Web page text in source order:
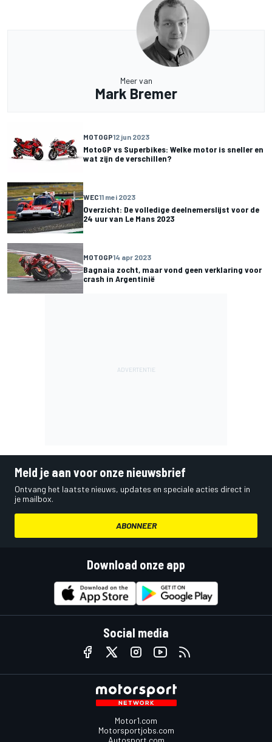
Meer van
Mark Bremer
MOTOGP12 jun 2023
MotoGP vs Superbikes: Welke motor is sneller en
wat zijn de verschillen?
WEC11 mei 2023
Overzicht: De volledige deelnemerslijst voor de
24 uur van Le Mans 2023
MOTOGP14 apr 2023
Bagnaia zocht, maar vond geen verklaring voor
crash in Argentinië
Meld je aan voor onze nieuwsbrief
Ontvang het laatste nieuws, updates en speciale acties direct in
je mailbox.
ABONNEER
Download onze app
Social media
Motor1.com
Motorsportjobs.com